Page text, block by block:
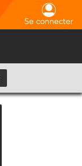
Se connecter